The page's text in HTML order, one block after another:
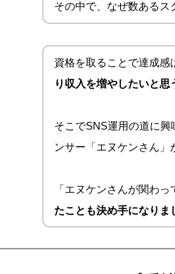
その中で、なぜ数あるス
資格を取ることで達成感
り収入を増やしたいと思
そこでSNS運用の道に
ンサー「エヌケンさん」
「エヌケンさんが関わ
たことも決め手になりま